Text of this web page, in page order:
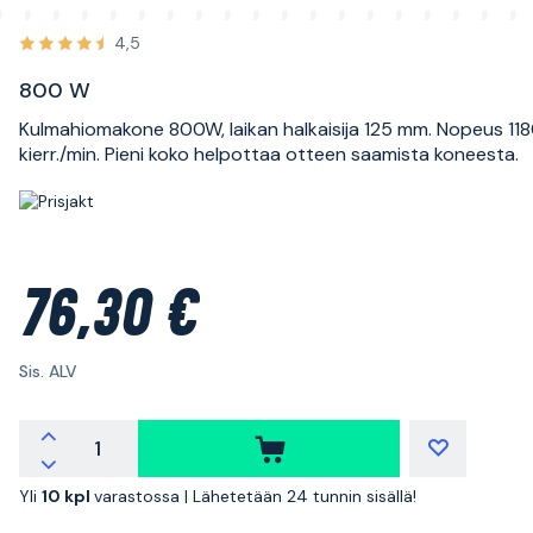
4,5
800 W
Kulmahiomakone 800W, laikan halkaisija 125 mm. Nopeus
kierr./min. Pieni koko helpottaa otteen saamista koneesta.
76,30 €
Sis. ALV
Yli 10 kpl varastossa | Lähetetään 24 tunnin sisällä!